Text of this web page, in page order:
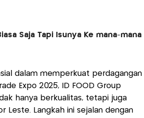
Saja Tapi Isunya Ke mana-mana
dalam memperkuat perdagangan
Expo 2025, ID FOOD Group
hanya berkualitas, tetapi juga
Leste. Langkah ini sejalan dengan